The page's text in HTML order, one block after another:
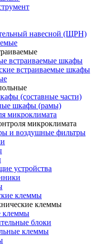
навесной (ЩРН)
встраиваемые шкафы
встраиваемые шкафы
(составные части)
шкафы (рамы)
микроклимата
микроклимата
и воздушные фильтры
устройства
клеммы
клеммы
клеммы
блоки
клеммы